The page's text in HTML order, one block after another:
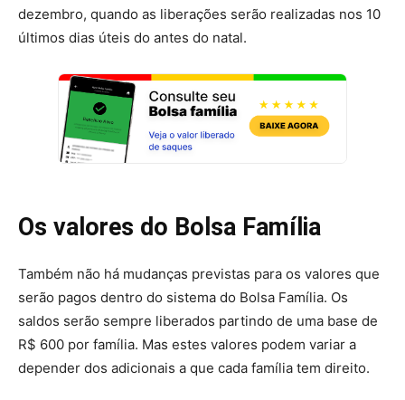
dezembro, quando as liberações serão realizadas nos 10
últimos dias úteis do antes do natal.
Os valores do Bolsa Família
Também não há mudanças previstas para os valores que
serão pagos dentro do sistema do Bolsa Família. Os
saldos serão sempre liberados partindo de uma base de
R$ 600 por família. Mas estes valores podem variar a
depender dos adicionais a que cada família tem direito.